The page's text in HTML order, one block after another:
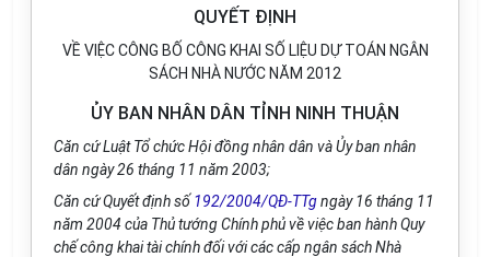
QUYẾT ĐỊNH
VỀ VIỆC CÔNG BỐ CÔNG KHAI SỐ LIỆU DỰ TOÁN NGÂN
SÁCH NHÀ NƯỚC NĂM 2012
ỦY BAN NHÂN DÂN TỈNH NINH THUẬN
Căn cứ Luật Tổ chức Hội đồng nhân dân và Ủy ban nhân
dân ngày 26 tháng 11 năm 2003;
Căn cứ Quyết định số 192/2004/QĐ-TTgngày 16 tháng 11
năm 2004 của Thủ tướng Chính phủ về việc ban hành Quy
chế công khai tài chính đối với các cấp ngân sách Nhà